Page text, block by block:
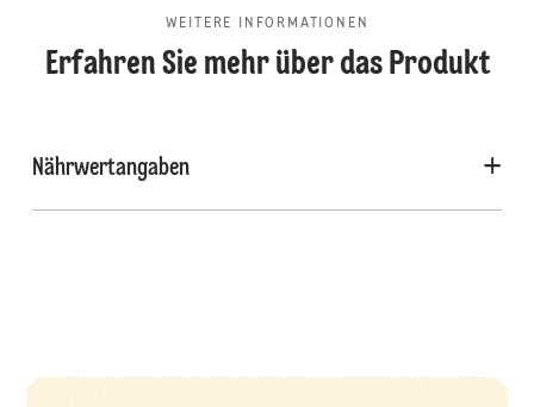
WEITERE INFORMATIONEN
Erfahren Sie mehr über das Produkt
Nährwertangaben